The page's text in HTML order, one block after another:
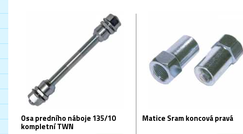
Osa predního náboje 135/10
kompletní TWN
Matice Sram koncová pravá